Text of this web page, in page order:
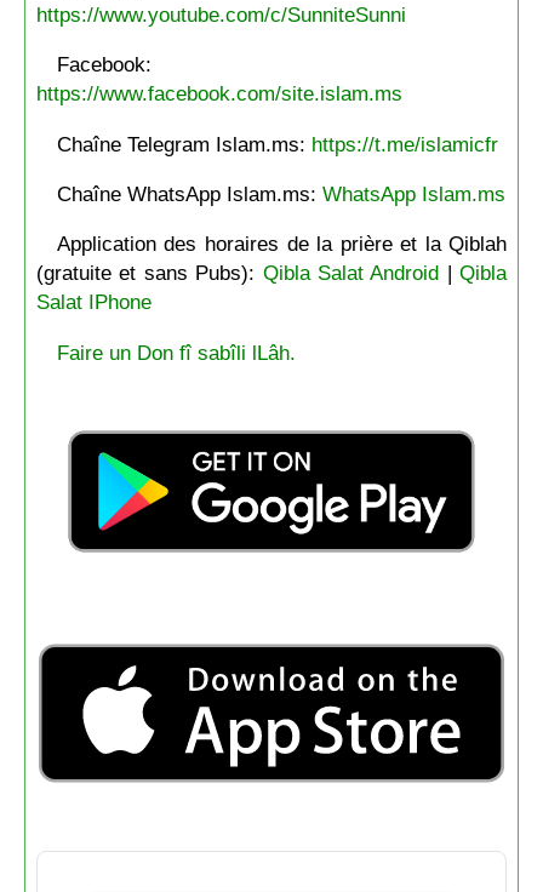
https://www.youtube.com/c/SunniteSunni
Facebook:
https://www.facebook.com/site.islam.ms
Chaîne Telegram Islam.ms: https://t.me/islamicfr
Chaîne WhatsApp Islam.ms: WhatsApp Islam.ms
Application des horaires de la prière et la Qiblah
(gratuite et sans Pubs): Qibla Salat Android |Qibla
Salat IPhone
Faire un Don fî sabîli lLâh.